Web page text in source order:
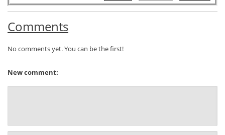
Comments
No comments yet. You can be the first!
New comment: